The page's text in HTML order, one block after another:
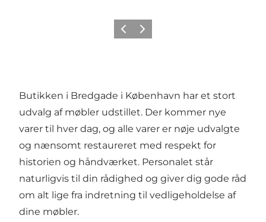
ForrigeNæste
Butikken i Bredgade i København har et stort
udvalg af møbler udstillet. Der kommer nye
varer til hver dag, og alle varer er nøje udvalgte
og nænsomt restaureret med respekt for
historien og håndværket. Personalet står
naturligvis til din rådighed og giver dig gode råd
om alt lige fra indretning til vedligeholdelse af
dine møbler.